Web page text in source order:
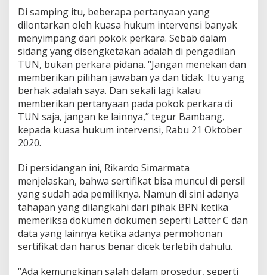
S
K
Di samping itu, beberapa pertanyaan yang
dilontarkan oleh kuasa hukum intervensi banyak
menyimpang dari pokok perkara. Sebab dalam
sidang yang disengketakan adalah di pengadilan
TUN, bukan perkara pidana. “Jangan menekan dan
memberikan pilihan jawaban ya dan tidak. Itu yang
berhak adalah saya. Dan sekali lagi kalau
memberikan pertanyaan pada pokok perkara di
TUN saja, jangan ke lainnya,” tegur Bambang,
kepada kuasa hukum intervensi, Rabu 21 Oktober
2020.
Di persidangan ini, Rikardo Simarmata
menjelaskan, bahwa sertifikat bisa muncul di persil
yang sudah ada pemiliknya. Namun di sini adanya
tahapan yang dilangkahi dari pihak BPN ketika
memeriksa dokumen dokumen seperti Latter C dan
data yang lainnya ketika adanya permohonan
sertifikat dan harus benar dicek terlebih dahulu.
“Ada kemungkinan salah dalam prosedur, seperti